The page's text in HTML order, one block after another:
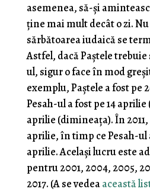
asemenea, să-și
ține mai mult decât o zi. Nu
sărbătoarea iudaică se
Astfel, dacă Paștele trebuie
ul, sigur o face în mod
exemplu, Paștele a fost pe
Pesah-ul a fost pe 14 aprilie
aprilie (dimineața). În 2011,
aprilie, în timp ce Pesah-ul
aprilie. Același lucru este
pentru 2001, 2004, 2005,
2017. (A se vedeaaceastă